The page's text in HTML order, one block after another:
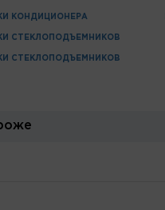
КОНДИЦИОНЕРА
СТЕКЛОПОДЪЕМНИКОВ
СТЕКЛОПОДЪЕМНИКОВ